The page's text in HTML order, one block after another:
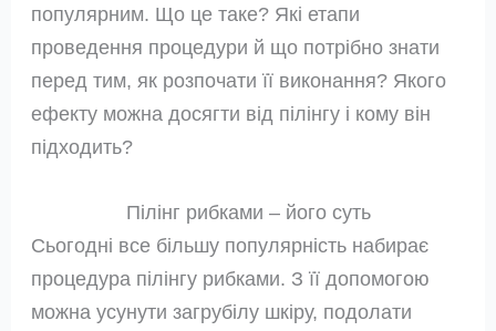
популярним. Що це таке? Які етапи
проведення процедури й що потрібно знати
перед тим, як розпочати її виконання? Якого
ефекту можна досягти від пілінгу і кому він
підходить?
Пілінг рибками – його суть
Сьогодні все більшу популярність набирає
процедура пілінгу рибками. З її допомогою
можна усунути загрубілу шкіру, подолати